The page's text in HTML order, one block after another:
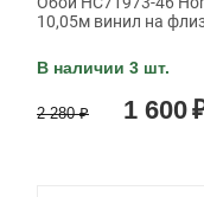
10,05м винил на
В наличии 3 шт.
2 280 ₽ 1 600